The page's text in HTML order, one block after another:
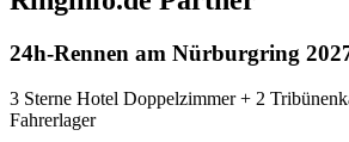
24h-Rennen am Nürburgring
3 Sterne Hotel Doppelzimmer + 2
Fahrerlager